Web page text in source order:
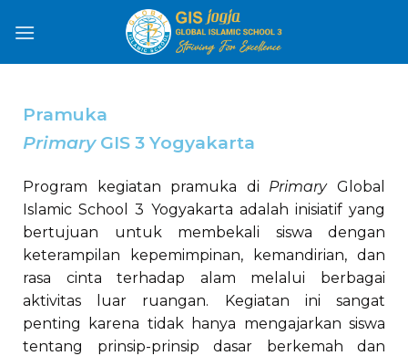
Pramuka
PrimaryGIS 3 Yogyakarta
Program kegiatan pramuka di PrimaryGlobal
Islamic School 3 Yogyakarta adalah inisiatif yang
bertujuan untuk membekali siswa dengan
keterampilan kepemimpinan, kemandirian, dan
rasa cinta terhadap alam melalui berbagai
aktivitas luar ruangan. Kegiatan ini sangat
penting karena tidak hanya mengajarkan siswa
tentang prinsip-prinsip dasar berkemah dan